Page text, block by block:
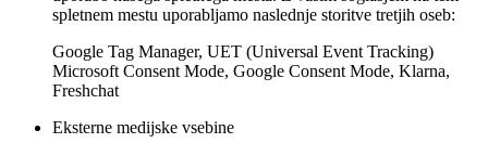
spletnem mestu uporabljamo naslednje storitve tretjih oseb:
Google Tag Manager, UET (Universal Event Tracking)
Microsoft Consent Mode, Google Consent Mode, Klarna,
Freshchat
Eksterne medijske vsebine